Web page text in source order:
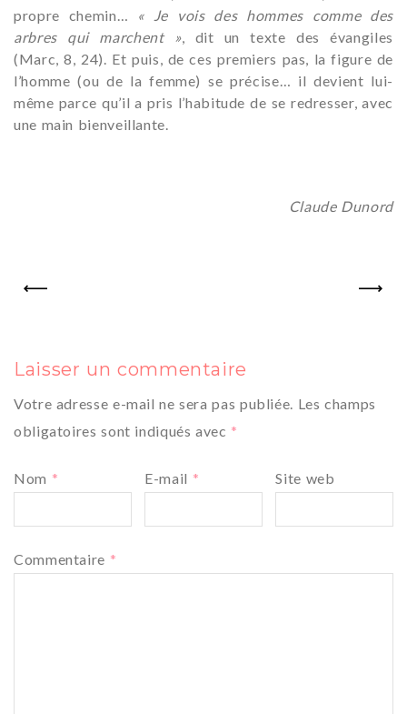
propre chemin… « Je vois des hommes comme des
arbres qui marchent », dit un texte des évangiles
(Marc, 8, 24). Et puis, de ces premiers pas, la figure de
l’homme (ou de la femme) se précise… il devient lui-
même parce qu’il a pris l’habitude de se redresser, avec
une main bienveillante.
Claude Dunord
PREV NEXT
Laisser un commentaire
Votre adresse e-mail ne sera pas publiée. Les champs
obligatoires sont indiqués avec *
Nom * E-mail * Site web
Commentaire *